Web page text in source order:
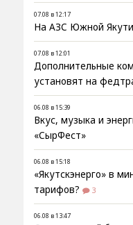
07.08 в 12:17
На АЗС Южной
07.08 в 12:01
Дополнительные
установят на
06.08 в 15:39
Вкус, музыка и
«СырФест»
06.08 в 15:18
«Якутскэнерго» в
тарифов?
3
06.08 в 13:47